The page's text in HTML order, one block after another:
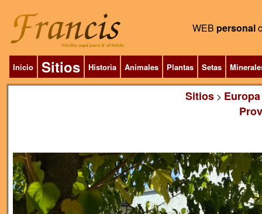
WEB personal
Inicio Sitios Historia Animales Plantas Setas
Sitios > Europa